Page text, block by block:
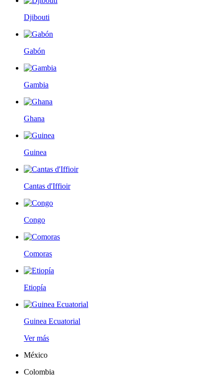
Djibouti
Gabón
Gambia
Ghana
Guinea
Cantas d'Iffioir
Congo
Comoras
Etiopía
Guinea Ecuatorial
Ver más
México
Colombia